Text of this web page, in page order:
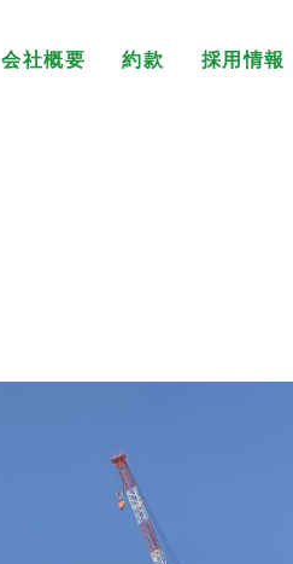
会社概要 約款 採用情報